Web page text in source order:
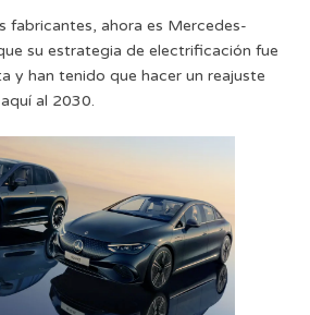
fabricantes, ahora es Mercedes-
su estrategia de electrificación fue
y han tenido que hacer un reajuste
al 2030.